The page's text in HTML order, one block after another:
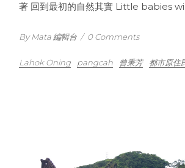
著 回到最初的自然其實 Little babies
By Mata 編輯台 / 0 Comments
Lahok Oning pangcah 曾秉芳 都市原住